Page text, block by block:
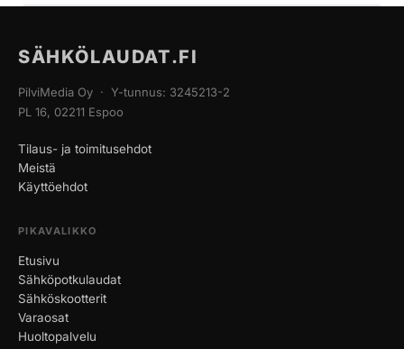
SÄHKÖLAUDAT.FI
PilviMedia Oy · Y-tunnus: 3245213-2
PL 16, 02211 Espoo
Tilaus- ja toimitusehdot
Meistä
Käyttöehdot
PIKAVALIKKO
Etusivu
Sähköpotkulaudat
Sähköskootterit
Varaosat
Huoltopalvelu